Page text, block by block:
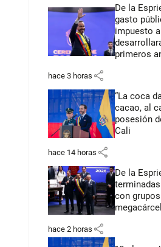
De la
gasto
impuesto
primeros
hace 3 horas share
“La coca
cacao, al
posesión
Cali
hace 14 horas share
De la
con
hace 2 horas share